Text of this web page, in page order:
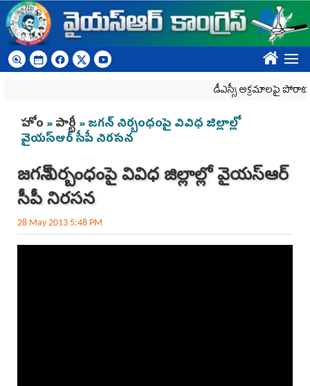
Skip to main content
????
డీఎస్సీ అక్రమాలపై
You are here
హోం »పార్టీ» జగన్ నిర్బంధంపై వివిధ జిల్లాల్లో
వైయస్ఆర్ సీపీ నిరసన
జగన్ నిర్బంధంపై వివిధ జిల్లాల్లో వైయస్ఆర్
సీపీ నిరసన
28 May 2013 5:48 PM